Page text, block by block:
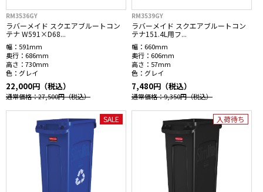
RM3536GY
ラバーメイド スクエアブルートコン
テナ W591×D68...
幅： 591mm
奥行： 686mm
高さ： 730mm
色： グレイ
22,000円（税込）
通常価格：27,500円（税込）
RM3539GY
ラバーメイド スクエアブルートコン
テナ151.4L用フ...
幅： 660mm
奥行： 606mm
高さ： 57mm
色： グレイ
7,480円（税込）
通常価格：9,350円（税込）
SALE 入荷待ち